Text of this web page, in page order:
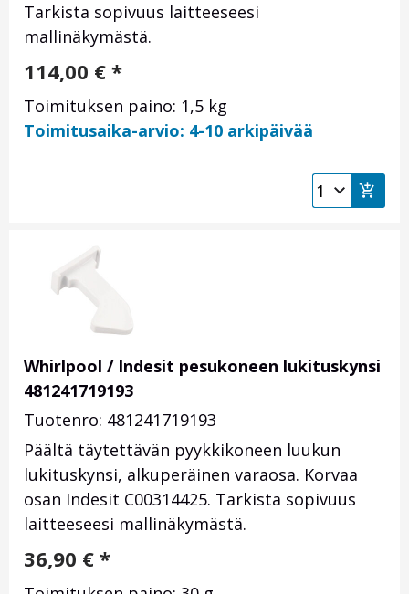
Tarkista sopivuus laitteeseesi
mallinäkymästä.
114,00 € *
Toimituksen paino: 1,5 kg
Toimitusaika-arvio: 4-10 arkipäivää
Whirlpool / Indesit pesukoneen lukituskynsi
481241719193
Tuotenro: 481241719193
Päältä täytettävän pyykkikoneen luukun
lukituskynsi, alkuperäinen varaosa. Korvaa
osan Indesit C00314425. Tarkista sopivuus
laitteeseesi mallinäkymästä.
36,90 € *